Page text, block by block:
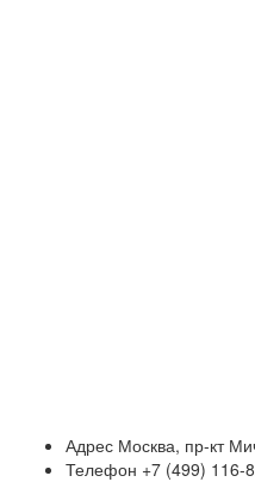
Адрес Москва, пр-кт
Телефон +7 (499) 116-